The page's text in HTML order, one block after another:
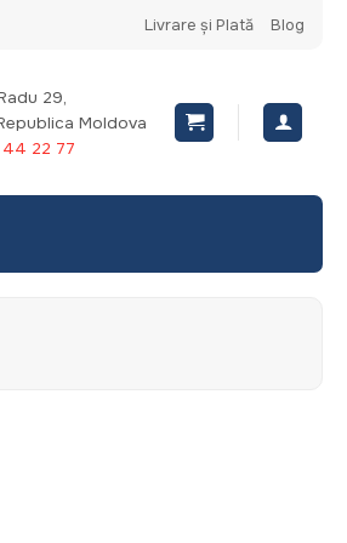
Livrare și Plată Blog
29,
Moldova
22 77